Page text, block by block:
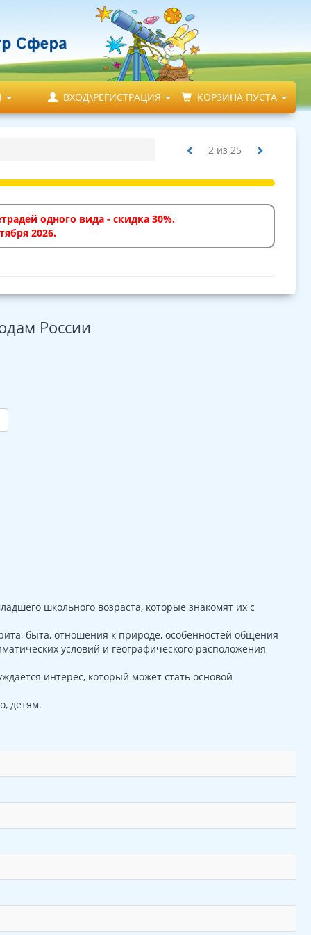
ВХОД\РЕГИСТРАЦИЯ КОРЗИНА ПУСТА
2 из 25
одного вида - скидка 30%.
2026.
России
школьного возраста, которые знакомят их с
быта, отношения к природе, особенностей общения
условий и географического расположения
интерес, который может стать основой
детям.